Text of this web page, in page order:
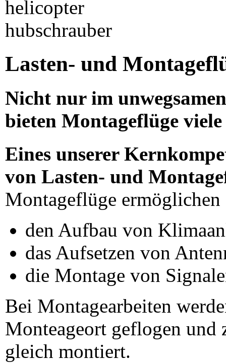
Lasten- und
Nicht nur im
bieten Montageflüge
Eines unserer
von Lasten- und
Montageflüge
den Aufbau von
das Aufsetzen von
die Montage von
Bei Montagearbeiten
Monteageort geflogen und
gleich montiert.